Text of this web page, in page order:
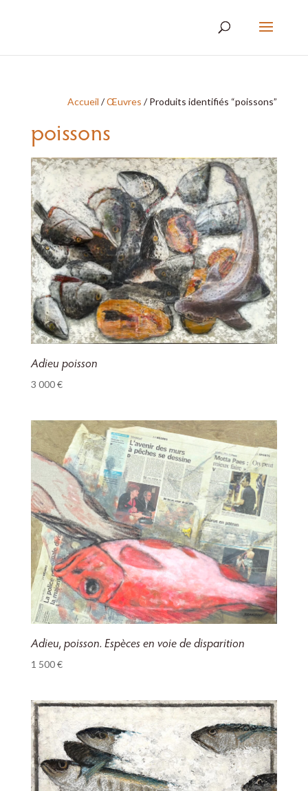
Accueil /Œuvres / Produits identifiés “poissons”
poissons
Adieu poisson
3 000€
Adieu, poisson. Espèces en voie de disparition
1 500€